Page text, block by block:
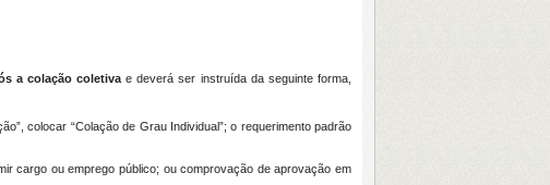
a colação coletiva e deverá ser instruída da seguinte forma,
colocar “Colação de Grau Individual”; o requerimento padrão
cargo ou emprego público; ou comprovação de aprovação em